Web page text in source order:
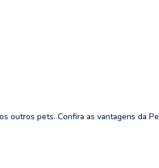
outros pets. Confira as vantagens da